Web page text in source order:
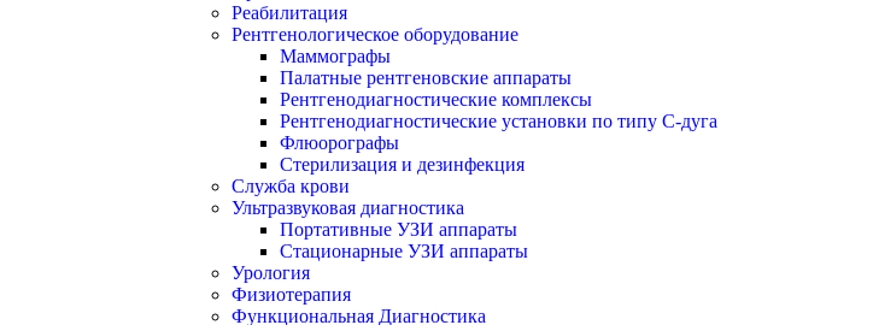
Реабилитация
Рентгенологическое оборудование
Маммографы
Палатные рентгеновские аппараты
Рентгенодиагностические комплексы
Рентгенодиагностические установки по типу С-дуга
Флюорографы
Стерилизация и дезинфекция
Служба крови
Ультразвуковая диагностика
Портативные УЗИ аппараты
Стационарные УЗИ аппараты
Урология
Физиотерапия
Функциональная Диагностика